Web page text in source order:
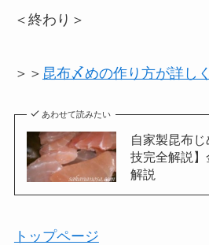
＜終わり＞
＞＞ 昆布〆めの作り方が詳し
あわせて読みたい
自家製昆布
技完全解説
解説
トップページ